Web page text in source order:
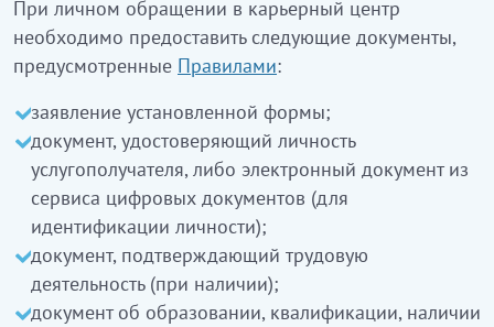
При личном обращении в карьерный центр
необходимо предоставить следующие документы,
предусмотренные Правилами:
заявление установленной формы;
документ, удостоверяющий личность
услугополучателя, либо электронный документ из
сервиса цифровых документов (для
идентификации личности);
документ, подтверждающий трудовую
деятельность (при наличии);
документ об образовании, квалификации, наличии